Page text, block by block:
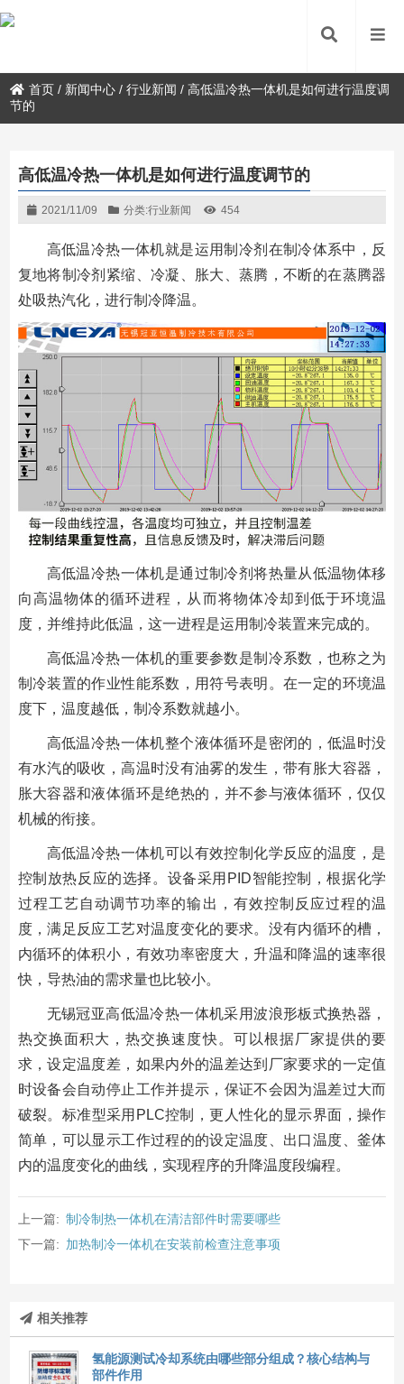
首页 / 新闻中心 /行业新闻 /高低温冷热一体机是如何进行温度调
节的
高低温冷热一体机是如何进行温度调节的
2021/11/09 分类:行业新闻 454
高低温冷热一体机就是运用制冷剂在制冷体系中，反
复地将制冷剂紧缩、冷凝、胀大、蒸腾，不断的在蒸腾器
处吸热汽化，进行制冷降温。
高低温冷热一体机是通过制冷剂将热量从低温物体移
向高温物体的循环进程，从而将物体冷却到低于环境温
度，并维持此低温，这一进程是运用制冷装置来完成的。
高低温冷热一体机的重要参数是制冷系数，也称之为
制冷装置的作业性能系数，用符号表明。在一定的环境温
度下，温度越低，制冷系数就越小。
高低温冷热一体机整个液体循环是密闭的，低温时没
有水汽的吸收，高温时没有油雾的发生，带有胀大容器，
胀大容器和液体循环是绝热的，并不参与液体循环，仅仅
机械的衔接。
高低温冷热一体机可以有效控制化学反应的温度，是
控制放热反应的选择。设备采用PID智能控制，根据化学
过程工艺自动调节功率的输出，有效控制反应过程的温
度，满足反应工艺对温度变化的要求。没有内循环的槽，
内循环的体积小，有效功率密度大，升温和降温的速率很
快，导热油的需求量也比较小。
无锡冠亚高低温冷热一体机采用波浪形板式换热器，
热交换面积大，热交换速度快。可以根据厂家提供的要
求，设定温度差，如果内外的温差达到厂家要求的一定值
时设备会自动停止工作并提示，保证不会因为温差过大而
破裂。标准型采用PLC控制，更人性化的显示界面，操作
简单，可以显示工作过程的的设定温度、出口温度、釜体
内的温度变化的曲线，实现程序的升降温度段编程。
上一篇: 制冷制热一体机在清洁部件时需要哪些
下一篇: 加热制冷一体机在安装前检查注意事项
相关推荐
氢能源测试冷却系统由哪些部分组成？核心结构与
部件作用